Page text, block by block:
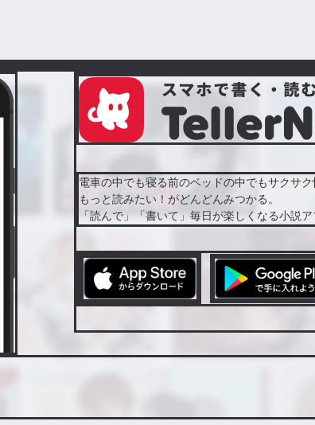
電車の中でも寝る前のベッドの中でもサクサク
もっと読みたい！がどんどんみつかる。
「読んで」「書いて」毎日が楽しくなる小説